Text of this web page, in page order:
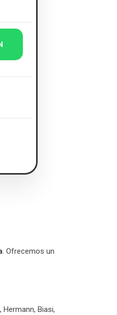
. Ofrecemos un
Biasi,